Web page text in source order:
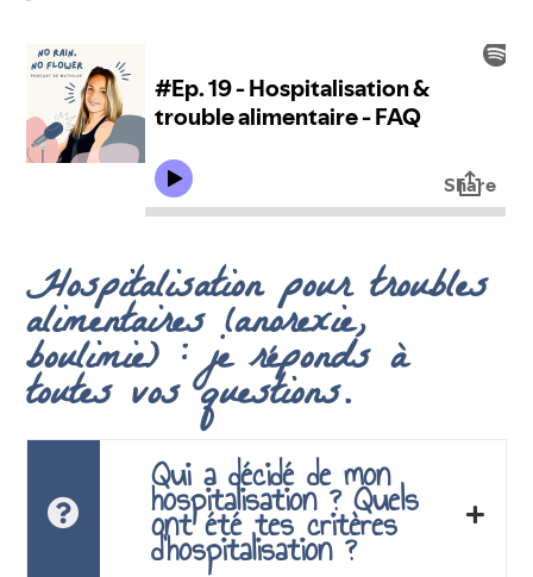
Hospitalisation pour troubles
alimentaires (anorexie,
boulimie) : je réponds à
toutes vos questions.
Qui a décidé de mon
hospitalisation ? Quels
ont été tes critères
d’hospitalisation ?